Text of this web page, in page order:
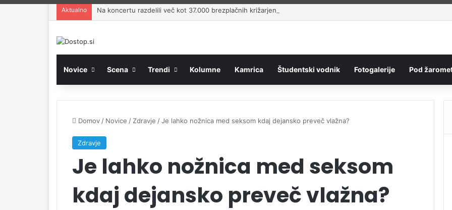
Aktualno Na koncertu razdelili več kot 37.000 brezplačnih križarjenj
Novice Scena Trendi Kolumne Kamrica Študentski vodnik Fotogalerije Pod
Domov / Novice / Zdravje /Je lahko nožnica med seksom kdaj dejansko preveč vlažna?
Zdravje
Je lahko nožnica med seksom
kdaj dejansko preveč vlažna?